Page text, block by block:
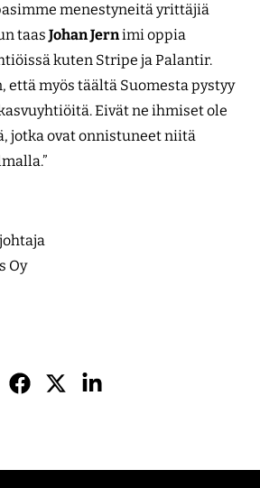
menestyneitä yrittäjiä
taas Johan Jernimi oppia
kuten Stripe ja Palantir.
että myös täältä Suomesta pystyy
Eivät ne ihmiset ole
jotka ovat onnistuneet niitä
Oy
Jaa
Jaa
Jaa